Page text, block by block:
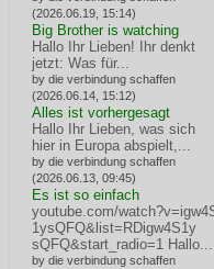
(2026.06.19, 15:14)
Big Brother is watching
Hallo Ihr Lieben! Ihr denkt
jetzt: Was für...
by die verbindung schaffen
(2026.06.14, 15:12)
Alles ist vorhergesagt
Hallo Ihr Lieben, was sich
hier in Europa abspielt,...
by die verbindung schaffen
(2026.06.13, 09:45)
Es ist so einfach
youtube.com/
1ysQFQ&list=RDigw4S1y
sQFQ&start_radio=1 Hallo...
by die verbindung schaffen